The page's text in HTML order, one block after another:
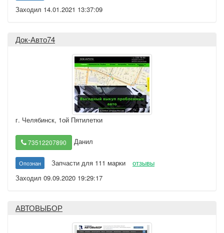
Заходил 14.01.2021 13:37:09
Док-Авто74
г. Челябинск, 1ой Пятилетки
73512207890 Данил
Опознан Запчасти для 111 марки
отзывы
Заходил 09.09.2020 19:29:17
АВТОВЫБОР